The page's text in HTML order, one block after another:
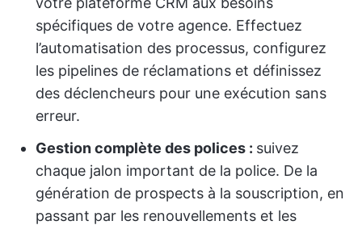
spécifiques de votre agence. Effectuez
l’automatisation des processus, configurez
les pipelines de réclamations et définissez
des déclencheurs pour une exécution sans
erreur.
Gestion complète des polices : suivez
chaque jalon important de la police. De la
génération de prospects à la souscription, en
passant par les renouvellements et les